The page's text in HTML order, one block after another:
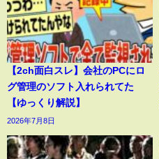
【2ch面白スレ】会社のPCにロ
グ管理のソフト入れられてた
【ゆっくり解説】
2026年7月8日